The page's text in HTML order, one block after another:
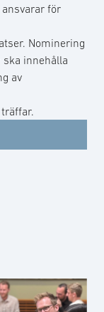
för
Nominering
ska innehålla
av